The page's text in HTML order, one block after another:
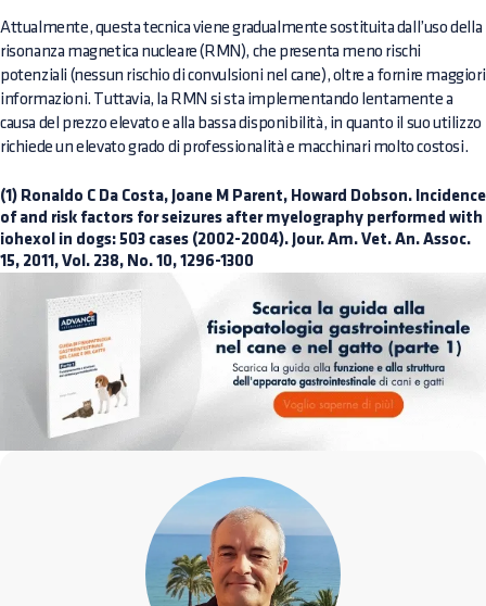
Attualmente, questa tecnica viene gradualmente sostituita dall’uso della
risonanza magnetica nucleare (RMN), che presenta meno rischi
potenziali (nessun rischio di convulsioni nel cane), oltre a fornire maggiori
informazioni. Tuttavia, la RMN si sta implementando lentamente a
causa del prezzo elevato e alla bassa disponibilità, in quanto il suo utilizzo
richiede un elevato grado di professionalità e macchinari molto costosi.
(1) Ronaldo C Da Costa, Joane M Parent, Howard Dobson. Incidence
of and risk factors for seizures after myelography performed with
iohexol in dogs: 503 cases (2002-2004). Jour. Am. Vet. An. Assoc.
15, 2011, Vol. 238, No. 10, 1296-1300